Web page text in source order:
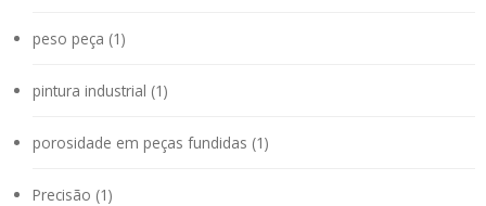
peso peça (1)
pintura industrial (1)
porosidade em peças fundidas (1)
Precisão (1)